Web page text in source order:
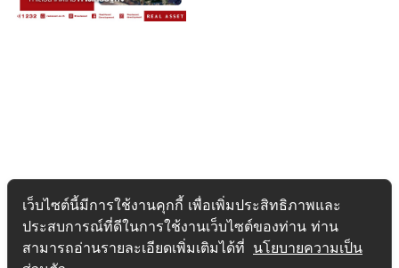
เว็บไซต์นี้มีการใช้งานคุกกี้ เพื่อเพิ่มประสิทธิภาพและ
ประสบการณ์ที่ดีในการใช้งานเว็บไซต์ของท่าน ท่าน
สามารถอ่านรายละเอียดเพิ่มเติมได้ที่ นโยบายความเป็น